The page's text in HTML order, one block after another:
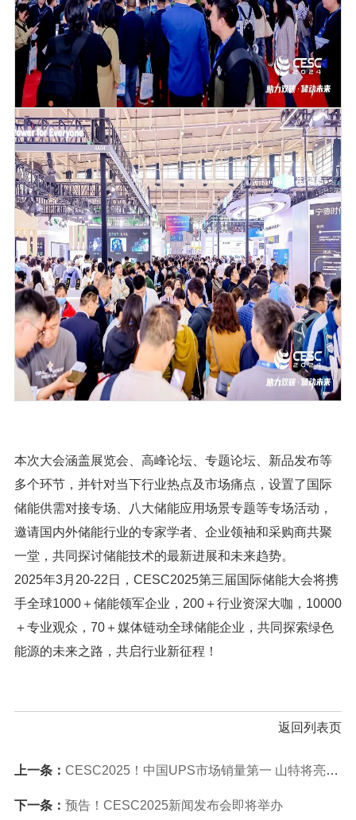
本次大会涵盖展览会、高峰论坛、专题论坛、新品发布等
多个环节，并针对当下行业热点及市场痛点，设置了国际
储能供需对接专场、八大储能应用场景专题等专场活动，
邀请国内外储能行业的专家学者、企业领袖和采购商共聚
一堂，共同探讨储能技术的最新进展和未来趋势。
2025年3月20-22日，CESC2025第三届国际储能大会将携
手全球1000＋储能领军企业，200＋行业资深大咖，10000
＋专业观众，70＋媒体链动全球储能企业，共同探索绿色
能源的未来之路，共启行业新征程！
返回列表页
上一条： CESC2025！中国UPS市场销量第一 山特将亮相大会
下一条： 预告！CESC2025新闻发布会即将举办